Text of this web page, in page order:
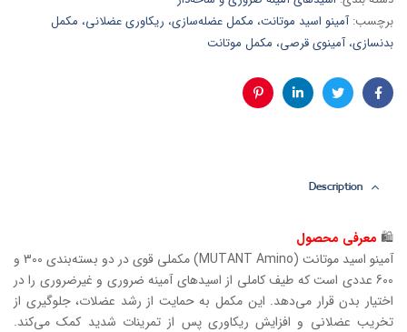
برچسب:آمینو اسید موتانت، مکمل عضله‌سازی، ریکاوری عضلانی، مکمل
بدنسازی، آمینوی قرصی، مکمل موتانت
فیس
توئیتر لینکدینپینترست
Description
🛍 معرفی محصول
آمینو اسید موتانت (MUTANT Amino) مکملی قوی در دو بسته‌بندی 300 و
600 عددی است که طیف کاملی از اسیدهای آمینه ضروری و غیرضروری را در
اختیار بدن قرار می‌دهد. این مکمل به حمایت از رشد عضلات، جلوگیری از
تخریب عضلانی و افزایش ریکاوری پس از تمرینات شدید کمک می‌کند.